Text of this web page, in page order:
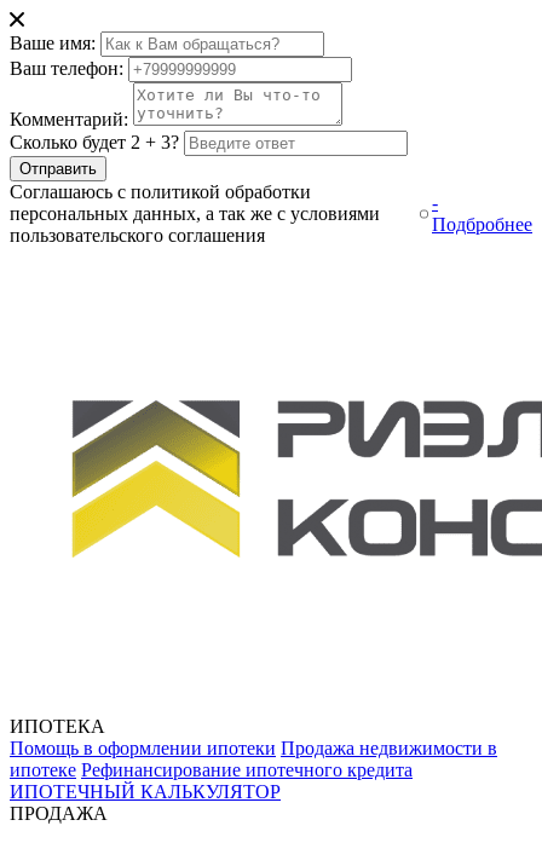
Ваше имя:
Ваш телефон:
Комментарий:
Сколько будет 2 + 3?
Отправить
Соглашаюсь с политикой обработки
персональных данных, а так же с условиями
пользовательского соглашения
-
Подбробнее
ИПОТЕКА
Помощь в оформлении ипотеки Продажа недвижимости в
ипотеке Рефинансирование ипотечного кредита
ИПОТЕЧНЫЙ КАЛЬКУЛЯТОР
ПРОДАЖА